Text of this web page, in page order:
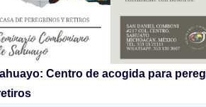
Centro de acogida para